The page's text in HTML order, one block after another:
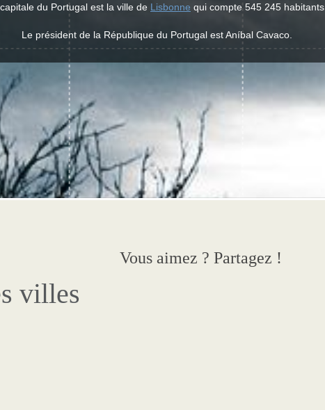
du Portugal est la ville de Lisbonne qui compte 545 245 habitants.
Le président de la République du Portugal est Aníbal Cavaco.
Vous aimez ? Partagez !
villes